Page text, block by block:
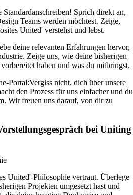
Standardanschreiben! Sprich direkt an,
Teams werden möchtest. Zeige,
United' verstehst und lebst.
deine relevanten Erfahrungen hervor,
Zeige uns, wie deine bisherigen
haben und was du mitbringst.
Portal:Vergiss nicht, dich über unsere
den Prozess für uns einfacher und du
Wir freuen uns darauf, von dir zu
bei Uniting
United'-Philosophie vertraut. Überlege
Projekten umgesetzt hast und